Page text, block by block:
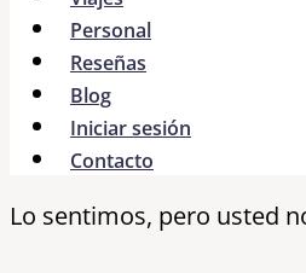
Personal
Reseñas
Blog
Iniciar sesión
Contacto
Lo sentimos, pero usted